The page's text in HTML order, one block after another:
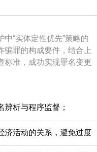
“实体定性优先”策略的
骗罪的构成要件，结合上
标准，成功实现罪名变更
辨析与程序监督；
济活动的关系，避免过度